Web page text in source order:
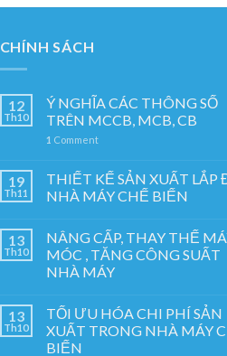
CHÍNH SÁCH
12
Th10
Ý NGHĨA CÁC THÔNG SỐ
TRÊN MCCB, MCB, CB
1 Comment
19
Th11
THIẾT KẾ SẢN XUẤT LẮP
NHÀ MÁY CHẾ BIẾN
13
Th10
NÂNG CẤP, THAY THẾ
MÓC , TĂNG CÔNG SUẤT
NHÀ MÁY
13
Th10
TỐI ƯU HÓA CHI PHÍ SẢN
XUẤT TRONG NHÀ MÁY
BIẾN